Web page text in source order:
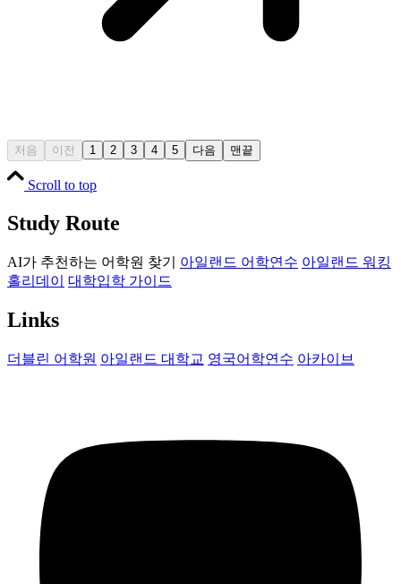
처음 이전 1 2 3 4 5 다음 맨끝
Scroll to top
Study Route
AI가 추천하는 어학원 찾기 아일랜드 어학연수 아일랜드 워킹
홀리데이
대학입학 가이드
Links
더블린 어학원 아일랜드 대학교 영국어학연수 아카이브